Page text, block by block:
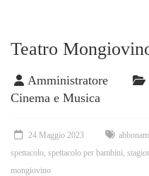
Teatro
Amministratore
Cinema e Musica
24 Maggio 2023
spettacolo spettacolo per bambini
mongiovino